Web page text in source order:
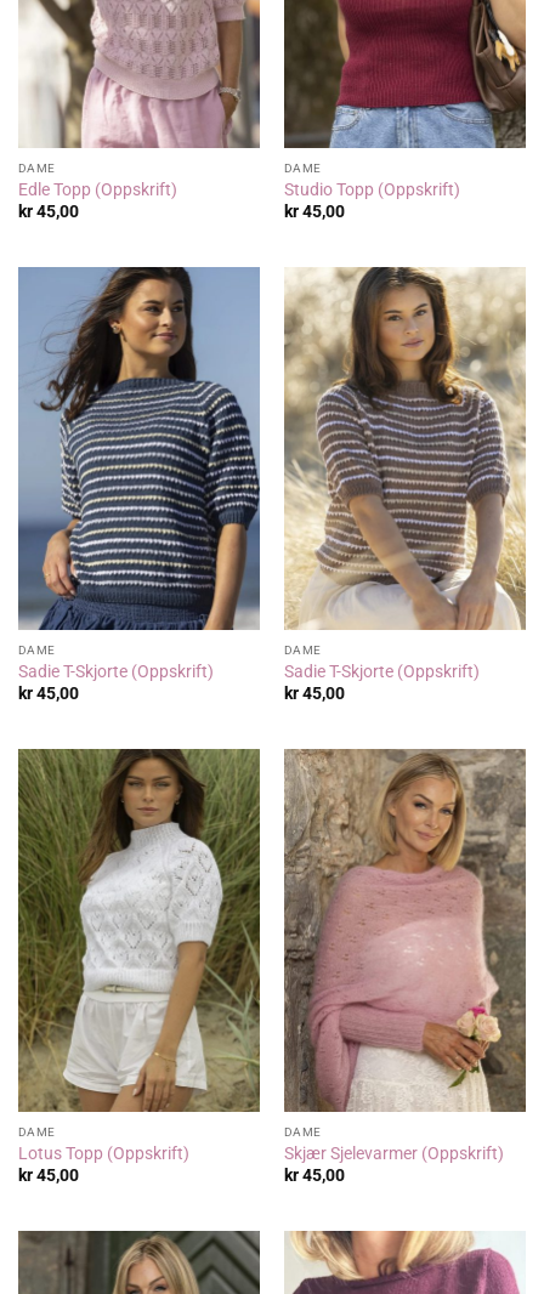
DAME
Edle Topp (Oppskrift)
kr45,00
DAME
Studio Topp (Oppskrift)
kr45,00
DAME
Sadie T-Skjorte (Oppskrift)
kr45,00
DAME
Sadie T-Skjorte (Oppskrift)
kr45,00
DAME
Lotus Topp (Oppskrift)
kr45,00
DAME
Skjær Sjelevarmer (Oppskrift)
kr45,00